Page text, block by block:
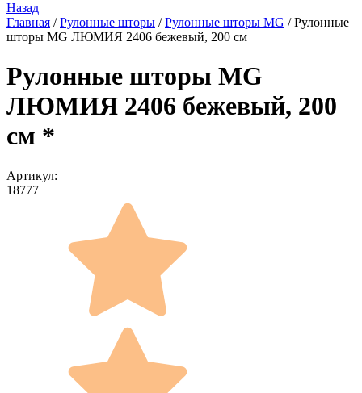
Назад
Главная / Рулонные шторы / Рулонные шторы MG / Рулонные
шторы MG ЛЮМИЯ 2406 бежевый, 200 см
Рулонные шторы MG
ЛЮМИЯ 2406 бежевый, 200
см *
Артикул:
18777